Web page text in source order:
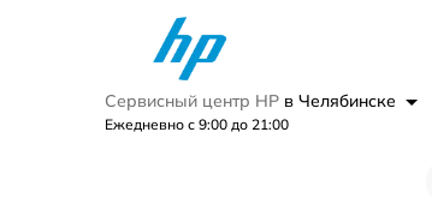
Сервисный центр HP в Челябинске
Ежедневно с 9:00 до 21:00